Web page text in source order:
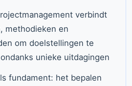
verbindt
methodieken en
om doelstellingen te
unieke uitdagingen
fundament: het bepalen